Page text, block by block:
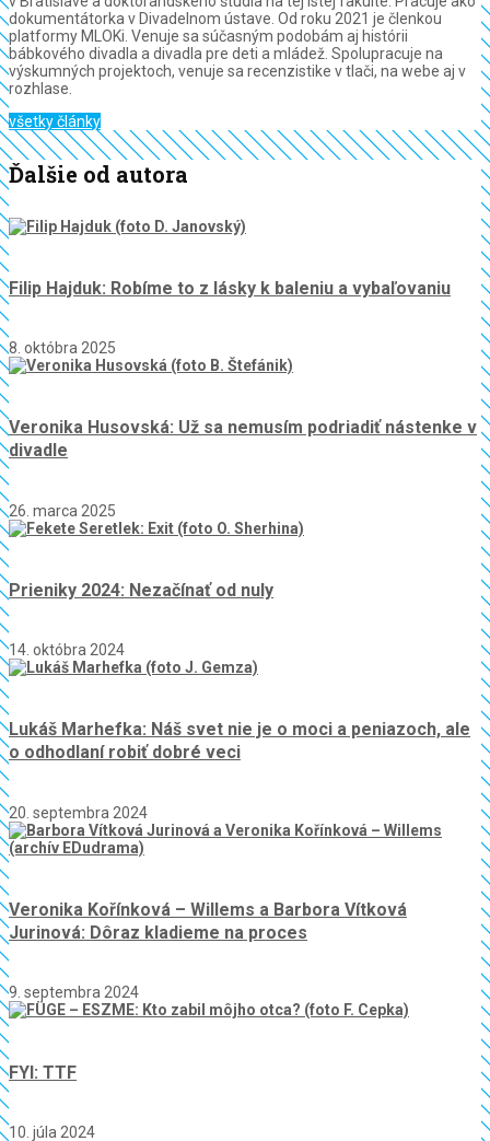
dokumentátorka v Divadelnom ústave. Od roku 2021 je členkou
platformy MLOKi. Venuje sa súčasným podobám aj histórii
bábkového divadla a divadla pre deti a mládež. Spolupracuje na
výskumných projektoch, venuje sa recenzistike v tlači, na webe aj v
rozhlase.
všetky články
Ďalšie od autora
Filip Hajduk: Robíme to z lásky k baleniu a vybaľovaniu
8. októbra 2025
Veronika Husovská: Už sa nemusím podriadiť nástenke v
divadle
26. marca 2025
Prieniky 2024: Nezačínať od nuly
14. októbra 2024
Lukáš Marhefka: Náš svet nie je o moci a peniazoch, ale
o odhodlaní robiť dobré veci
20. septembra 2024
Veronika Kořínková – Willems a Barbora Vítková
Jurinová: Dôraz kladieme na proces
9. septembra 2024
FYI: TTF
10. júla 2024